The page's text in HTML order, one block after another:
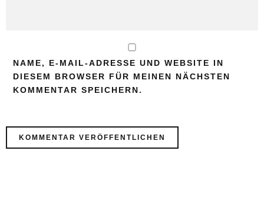
NAME, E-MAIL-ADRESSE UND WEBSITE IN
DIESEM BROWSER FÜR MEINEN NÄCHSTEN
KOMMENTAR SPEICHERN.